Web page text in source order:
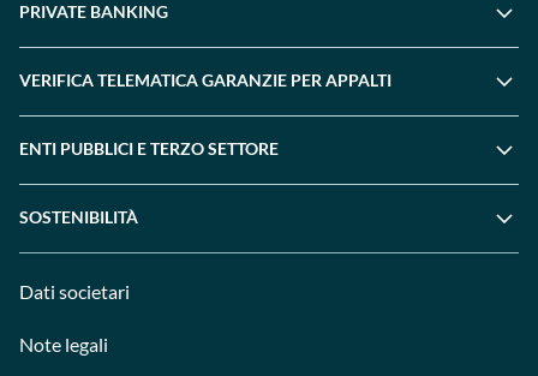
PRIVATE BANKING
VERIFICA TELEMATICA GARANZIE PER APPALTI
ENTI PUBBLICI E TERZO SETTORE
SOSTENIBILITÀ
Dati societari
Note legali